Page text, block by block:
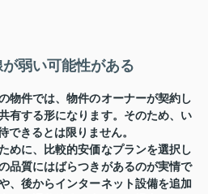
弱い可能性がある
物件では、物件のオーナーが契約し
有する形になります。そのため、い
できるとは限りません。
めに、比較的安価なプランを選択し
品質にはばらつきがあるのが実情で
、後からインターネット設備を追加